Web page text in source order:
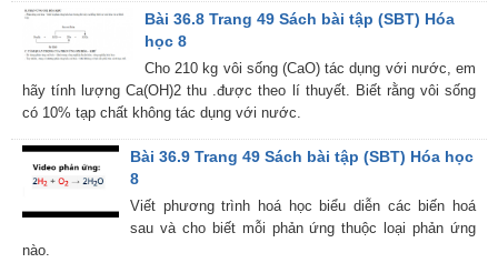
Bài 36.8 Trang 49 Sách bài tập (SBT) Hóa
học 8
Cho 210 kg vôi sống (CaO) tác dụng với nước, em
hãy tính lượng Ca(OH)2 thu .được theo lí thuyết. Biết rằng vôi sống
có 10% tạp chất không tác dụng với nước.
Bài 36.9 Trang 49 Sách bài tập (SBT) Hóa học
8
Viết phương trình hoá học biểu diễn các biến hoá
sau và cho biết mỗi phản ứng thuộc loại phản ứng
nào.